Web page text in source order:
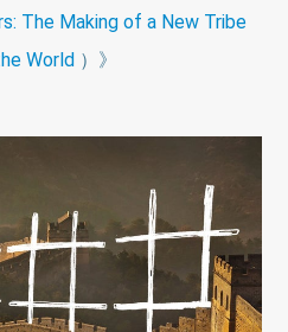
The Making of a New Tribe
World ）》